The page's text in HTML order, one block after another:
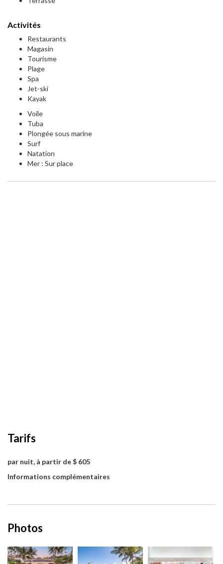
Activités
Restaurants
Magasin
Tourisme
Plage
Spa
Jet-ski
Kayak
Voile
Tuba
Plongée sous marine
Surf
Natation
Mer : Sur place
Tarifs
par nuit, à partir de $ 605
Informations complémentaires
Photos